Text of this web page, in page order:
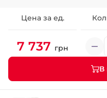
Цена за ед.
7 737 грн
В